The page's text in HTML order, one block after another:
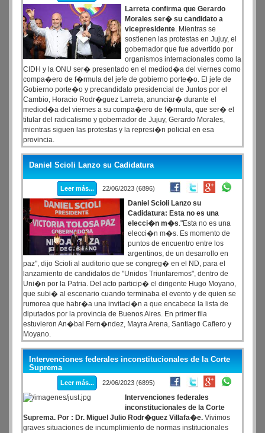
Larreta confirma que Gerardo
Morales ser� su candidato a
vicepresidente. Mientras se
sostienen las protestas en Jujuy, el
gobernador que fue advertido por
organismos internacionales como la
CIDH y la ONU ser� presentado en el mediod�a del viernes como
compa�ero de f�rmula del jefe de gobierno porte�o. El jefe de
Gobierno porte�o y precandidato presidencial de Juntos por el
Cambio, Horacio Rodr�guez Larreta, anunciar� durante el
mediod�a del viernes a su compa�ero de f�rmula, que ser� el
titular del radicalismo y gobernador de Jujuy, Gerardo Morales,
mientras siguen las protestas y la represi�n policial en esa
provincia.
Daniel Scioli Lanzo su Cadidatura
Leer más... 22/06/2023 (6896)
Daniel Scioli Lanzo su
Cadidatura: Esta no es una
elecci�n m�s."Esta no es una
elecci�n m�s. Es momento de
puntos de encuentro entre los
argentinos, de un desarrollo en
paz", dijo Scioli al auditorio que se congreg� en el ND, para el
lanzamiento de candidatos de "Unidos Triunfaremos", dentro de
Uni�n por la Patria. Del acto particip� el dirigente Hugo Moyano,
que subi� al escenario cuando terminaba el evento y de quien se
rumorea que habr�a una invitaci�n a que encabece la lista de
diputados por la provincia de Buenos Aires. En primer fila
estuvieron An�bal Fern�ndez, Mayra Arena, Santiago Cafiero y
Moyano.
Intervenciones federales inconstitucionales de la Corte
Suprema
Leer más... 22/06/2023 (6895)
Intervenciones federales
inconstitucionales de la Corte
Suprema. Por : Dr. Miguel Julio Rodr�guez Villafa�e. Vivimos
graves situaciones de incumplimiento de normas institucionales